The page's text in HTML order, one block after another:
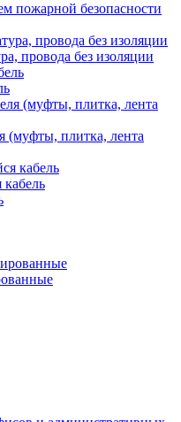
пожарной безопасности
провода без изоляции
(муфты, плитка, лента